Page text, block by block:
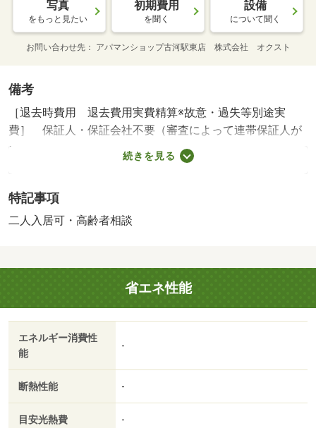
写真
をもっと見たい
初期費用
を聞く
設備
について聞く
お問い合わせ先 アパマンショップ古河駅東店 株式会社 オクスト
備考
［退去時費用 退去費用実費精算※故意・過失等別途実
費］ 保証人・保証会社不要（審査によって連帯保証人が
必要の場合あり） 短期解約違約金あり。１年未満の解約
で賃料３ヶ月分。２年未満の解約で賃料２ヶ月分。 鍵交
貸マンション！！・バイク置場：なし・駐輪場：なし
続きを見る
特記事項
二人入居可・高齢者相談
省エネ性能
エネルギー消費性
能
-
断熱性能 -
目安光熱費 -